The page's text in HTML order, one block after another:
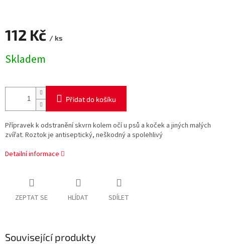
112 Kč / ks
cena:
Skladem
Přidat do košíku
Přípravek k odstranění skvrn kolem očí u psů a koček a jiných malých
zvířat. Roztok je antiseptický, neškodný a spolehlivý
Detailní informace
ZEPTAT SE HLÍDAT SDÍLET
Související produkty